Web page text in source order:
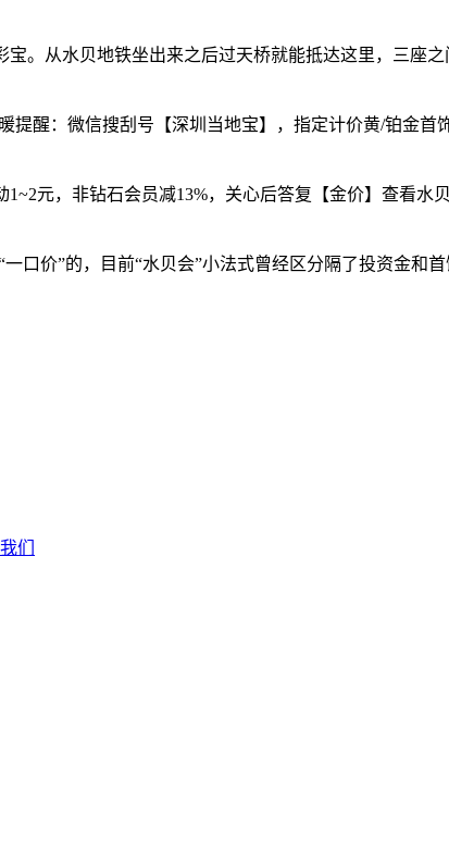
从水贝地铁坐出来之后过天桥就能抵达这里，三座
：微信搜刮号【深圳当地宝】，指定计价黄/铂金首
元，非钻石会员减13%，关心后答复【金价】查看水
价”的，目前“水贝会”小法式曾经区分隔了投资金和
们